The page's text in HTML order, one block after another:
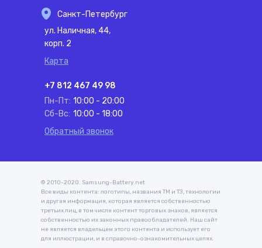
Санкт-Петербург
ул. Наличная, 44,
корп. 2
Карта
+7 812 467 49 98
Пн-Пт: 10:00 - 20:00
Сб-Вс: 10:00 - 18:00
Обратный звонок
© 2010-2020. Samsung-Battery.net
Все виды контента: логотипы, названия ТМ и ТЗ, технологии
и другая информация, которая является собственностью
третьих лиц, в том числе контент торговых знаков, является
собственностью их законных правообладателей. Наш сайт
не является владельцем этого контента и использует его
для иллюстрации, и в справочно-ознакомительных целях.